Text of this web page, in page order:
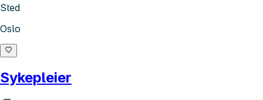
Sted
Oslo
Sykepleier